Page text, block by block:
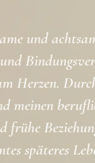
und
Herzen.
meinen
frühe
späteres